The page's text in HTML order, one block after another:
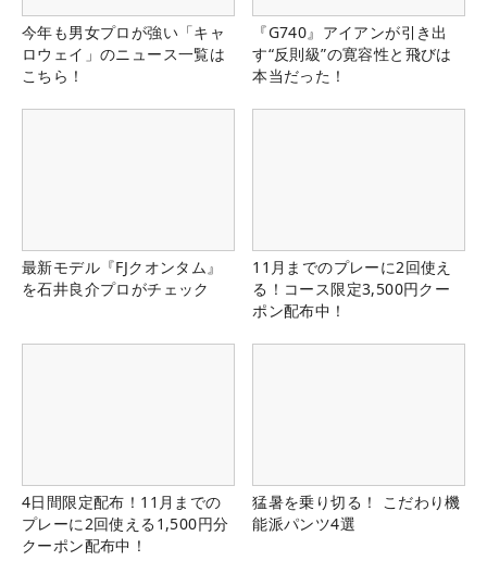
今年も男女プロが強い「キャ
ロウェイ」のニュース一覧は
こちら！
『G740』アイアンが引き出
す“反則級”の寛容性と飛びは
本当だった！
最新モデル『FJクオンタム』
を石井良介プロがチェック
11月までのプレーに2回使え
る！コース限定3,500円クー
ポン配布中！
4日間限定配布！11月までの
プレーに2回使える1,500円分
クーポン配布中！
猛暑を乗り切る！ こだわり機
能派パンツ4選